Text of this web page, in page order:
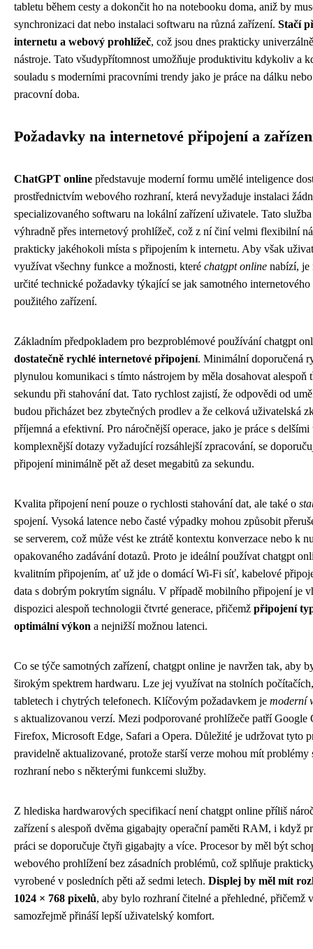
tabletu během cesty a dokončit ho na notebooku doma, aniž by
synchronizaci dat nebo instalaci softwaru na různá zařízení. Stačí
internetu a webový prohlížeč, což jsou dnes prakticky
nástroje. Tato všudypřítomnost umožňuje produktivitu kdykoliv a
souladu s moderními pracovními trendy jako je práce na dálku
pracovní doba.
Požadavky na internetové připojení a
ChatGPT online představuje moderní formu umělé inteligence
prostřednictvím webového rozhraní, která nevyžaduje instalaci
specializovaného softwaru na lokální zařízení uživatele. Tato
výhradně přes internetový prohlížeč, což z ní činí velmi flexibilní
prakticky jakéhokoli místa s připojením k internetu. Aby však
využívat všechny funkce a možnosti, které chatgpt online nabízí, je
určité technické požadavky týkající se jak samotného
použitého zařízení.
Základním předpokladem pro bezproblémové používání chatgpt
dostatečně rychlé internetové připojení. Minimální doporučená
plynulou komunikaci s tímto nástrojem by měla dosahovat alespoň
sekundu při stahování dat. Tato rychlost zajistí, že odpovědi od
budou přicházet bez zbytečných prodlev a že celková uživatelská
příjemná a efektivní. Pro náročnější operace, jako je práce s delšími
komplexnější dotazy vyžadující rozsáhlejší zpracování, se
připojení minimálně pět až deset megabitů za sekundu.
Kvalita připojení není pouze o rychlosti stahování dat, ale také o
spojení. Vysoká latence nebo časté výpadky mohou způsobit
se serverem, což může vést ke ztrátě kontextu konverzace nebo k
opakovaného zadávání dotazů. Proto je ideální používat chatgpt
kvalitním připojením, ať už jde o domácí Wi-Fi síť, kabelové
data s dobrým pokrytím signálu. V případě mobilního připojení je
dispozici alespoň technologii čtvrté generace, přičemž připojení
optimální výkon a nejnižší možnou latenci.
Co se týče samotných zařízení, chatgpt online je navržen tak, aby
širokým spektrem hardwaru. Lze jej využívat na stolních
tabletech i chytrých telefonech. Klíčovým požadavkem je moderní
s aktualizovanou verzí. Mezi podporované prohlížeče patří Google
Firefox, Microsoft Edge, Safari a Opera. Důležité je udržovat tyto
pravidelně aktualizované, protože starší verze mohou mít problémy
rozhraní nebo s některými funkcemi služby.
Z hlediska hardwarových specifikací není chatgpt online příliš
zařízení s alespoň dvěma gigabajty operační paměti RAM, i když
práci se doporučuje čtyři gigabajty a více. Procesor by měl být
webového prohlížení bez zásadních problémů, což splňuje
vyrobené v posledních pěti až sedmi letech. Displej by měl mít
1024 × 768 pixelů, aby bylo rozhraní čitelné a přehledné, přičemž
samozřejmě přináší lepší uživatelský komfort.